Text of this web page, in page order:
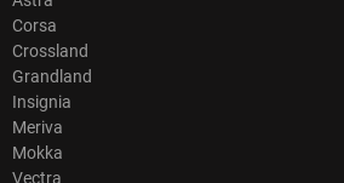
Corsa
Crossland
Grandland
Insignia
Meriva
Mokka
Vectra